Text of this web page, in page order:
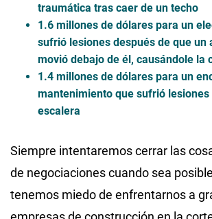
traumática tras caer de un techo
1.6 millones de dólares para un
sufrió lesiones después de que un
movió debajo de él, causándole la
1.4 millones de dólares para un
mantenimiento que sufrió lesiones
escalera
Siempre intentaremos cerrar las
de negociaciones cuando sea
tenemos miedo de enfrentarnos a